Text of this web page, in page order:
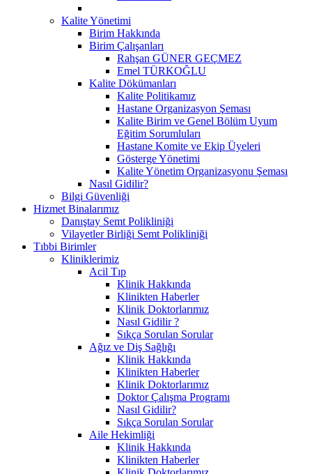
Kalite Yönetimi
Birim Hakkında
Birim Çalışanları
Rahşan GÜNER GEÇMEZ
Emel TÜRKOĞLU
Kalite Dökümanları
Kalite Politikamız
Hastane Organizasyon Şeması
Kalite Birim ve Genel Bölüm Uyum
Eğitim Sorumluları
Hastane Komite ve Ekip Üyeleri
Gösterge Yönetimi
Kalite Yönetim Organizasyonu Şeması
Nasıl Gidilir?
Bilgi Güvenliği
Hizmet Binalarımız
Danıştay Semt Polikliniği
Vilayetler Birliği Semt Polikliniği
Tıbbi Birimler
Kliniklerimiz
Acil Tıp
Klinik Hakkında
Klinikten Haberler
Klinik Doktorlarımız
Nasıl Gidilir ?
Sıkça Sorulan Sorular
Ağız ve Diş Sağlığı
Klinik Hakkında
Klinikten Haberler
Klinik Doktorlarımız
Doktor Çalışma Programı
Nasıl Gidilir?
Sıkça Sorulan Sorular
Aile Hekimliği
Klinik Hakkında
Klinikten Haberler